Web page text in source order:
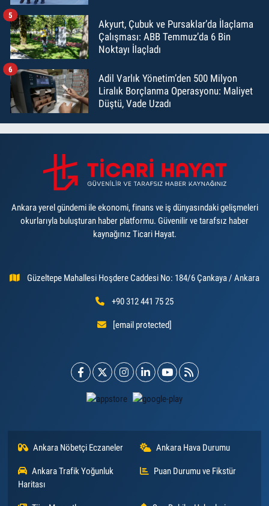
Akyurt, Çubuk ve Pursaklar’da İlaçlama
Çalışması: ABB Temmuz’da 6 Bin
Noktayı İlaçladı
5
Adil Varlık Yönetim’den 500 Milyon
Liralık Borçlanma Operasyonu: Maliyet
Düştü, Vade Uzadı
6
Ankara yerel gündemi ile ekonomi, finans ve iş dünyasındaki gelişmeleri
okurlarıyla buluşturan haber platformu. Güvenilir ve tarafsız haber
kaynağınız Ticari Hayat.
Güzeltepe Mahallesi Hoşdere Caddesi No: 184/6 Çankaya / Ankara
+90 312 441 75 25
[email protected]
Ankara Nöbetçi Eczaneler Ankara Hava Durumu
Ankara Trafik Yoğunluk
Haritası
Puan Durumu ve Fikstür